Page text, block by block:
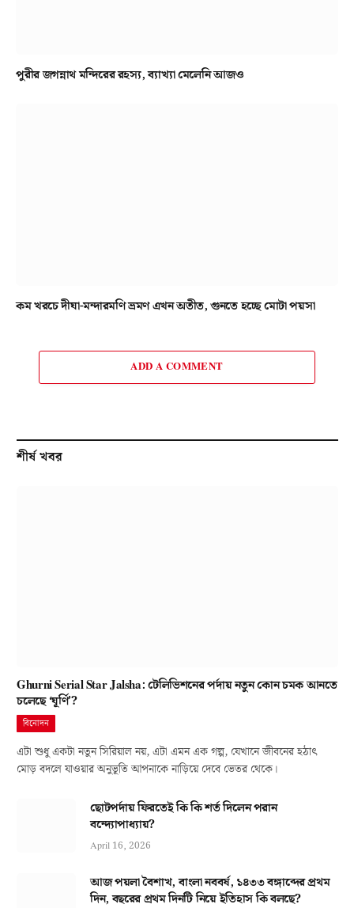
পুরীর জগন্নাথ মন্দিরের রহস্য, ব্যাখ্যা মেলেনি আজও
কম খরচে দীঘা-মন্দারমণি ভ্রমণ এখন অতীত, গুনতে হচ্ছে মোটা পয়সা
ADD A COMMENT
শীর্ষ খবর
Ghurni Serial Star Jalsha: টেলিভিশনের পর্দায় নতুন কোন চমক আনতে
চলেছে ‘ঘূর্ণি’?
বিনোদন
এটা শুধু একটা নতুন সিরিয়াল নয়, এটা এমন এক গল্প, যেখানে জীবনের হঠাৎ
মোড় বদলে যাওয়ার অনুভূতি আপনাকে নাড়িয়ে দেবে ভেতর থেকে।
ছোটপর্দায় ফিরতেই কি কি শর্ত দিলেন পরান
বন্দ্যোপাধ্যায়?
April 16, 2026
আজ পয়লা বৈশাখ, বাংলা নববর্ষ, ১৪৩৩ বঙ্গাব্দের প্রথম
দিন, বছরের প্রথম দিনটি নিয়ে ইতিহাস কি বলছে?